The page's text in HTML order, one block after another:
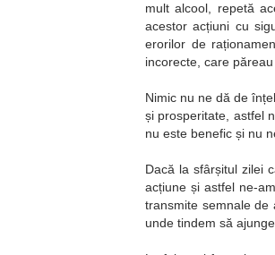
mult alcool, repetă
acestor acțiuni cu
erorilor de
incorecte, care
Nimic nu ne dă de
și prosperitate, astfel
nu este benefic și nu
Dacă la sfârșitul zilei
acțiune și astfel ne-
transmite semnale de
unde tindem să